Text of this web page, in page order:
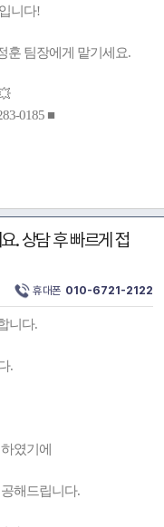
니다!
훈 팀장에게 맡기세요.
0185 ■
. 상담 후 빠르게 접
휴대폰 010-6721-2122
니다.
.
였기에
해드립니다.